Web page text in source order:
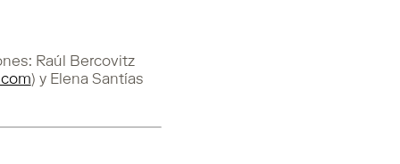
Raúl Bercovitz
) y Elena Santías